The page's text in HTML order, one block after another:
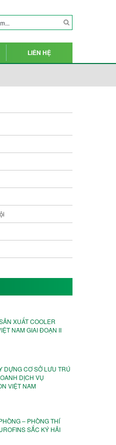
LIÊN HỆ
XUẤT COOLER
NAM GIAI ĐOẠN II
DỰNG CƠ SỞ LƯU TRÚ
DỊCH VỤ
VIỆT NAM
– PHÒNG THÍ
SẮC KÝ HẢI